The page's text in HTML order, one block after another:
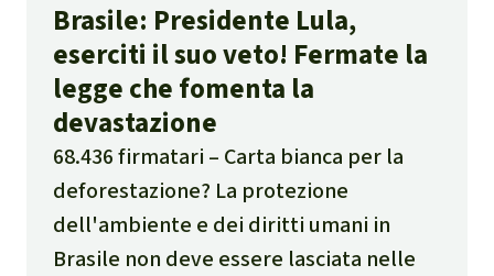
Brasile: Presidente Lula,
eserciti il suo veto! Fermate la
legge che fomenta la
devastazione
68.436 firmatari
Carta bianca per la
deforestazione? La protezione
dell'ambiente e dei diritti umani in
Brasile non deve essere lasciata nelle